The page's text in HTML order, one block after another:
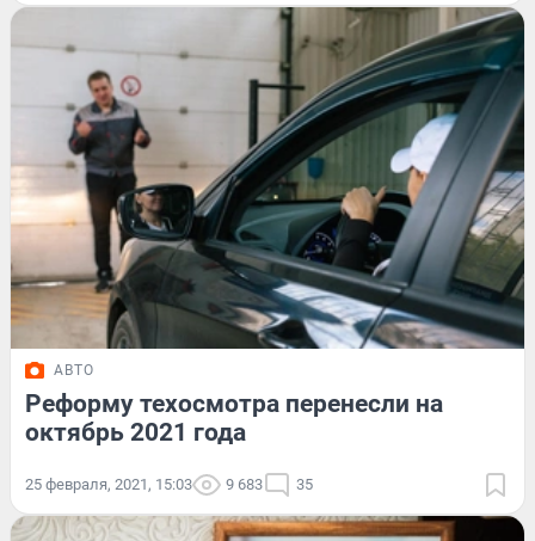
АВТО
Реформу техосмотра перенесли на
октябрь 2021 года
25 февраля, 2021, 15:03 9 683 35